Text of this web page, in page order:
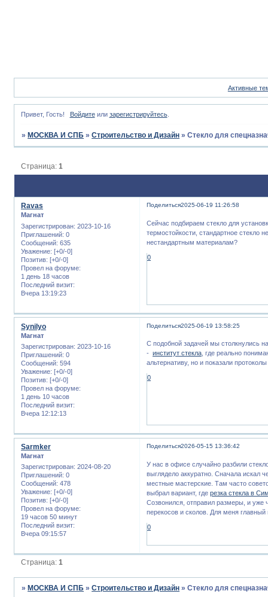
Активные
Привет, Гость! Войдитеили зарегистрируйтесь.
» МОСКВА И СПБ »Строительство и Дизайн »Стекло для
Страница:1
Поделиться2025-06-19 11:26:58
Ravas
Магнат
Зарегистрирован: 2023-10-16
Приглашений: 0
Сообщений: 635
Уважение: [+0/-0]
Позитив: [+0/-0]
Провел на форуме:
1 день 18 часов
Последний визит:
Вчера 13:19:23
Сейчас подбираем стекло для
термостойкости, стандартное стекло
нестандартным материалам?
0
Поделиться2025-06-19 13:58:25
Synilyo
Магнат
Зарегистрирован: 2023-10-16
Приглашений: 0
Сообщений: 594
Уважение: [+0/-0]
Позитив: [+0/-0]
Провел на форуме:
1 день 10 часов
Последний визит:
Вчера 12:12:13
С подобной задачей мы столкнулись
-институт стекла , где реально
альтернативу, но и показали
0
Поделиться2026-05-15 13:36:42
Sarmker
Магнат
Зарегистрирован: 2024-08-20
Приглашений: 0
Сообщений: 478
Уважение: [+0/-0]
Позитив: [+0/-0]
Провел на форуме:
19 часов 50 минут
Последний визит:
Вчера 09:15:57
У нас в офисе случайно разбили
выглядело аккуратно. Сначала искал
местные мастерские. Там часто
выбрал вариант, гдерезка стекла в
Созвонился, отправил размеры, и уже
перекосов и сколов. Для меня
0
Страница:1
» МОСКВА И СПБ »Строительство и Дизайн »Стекло для